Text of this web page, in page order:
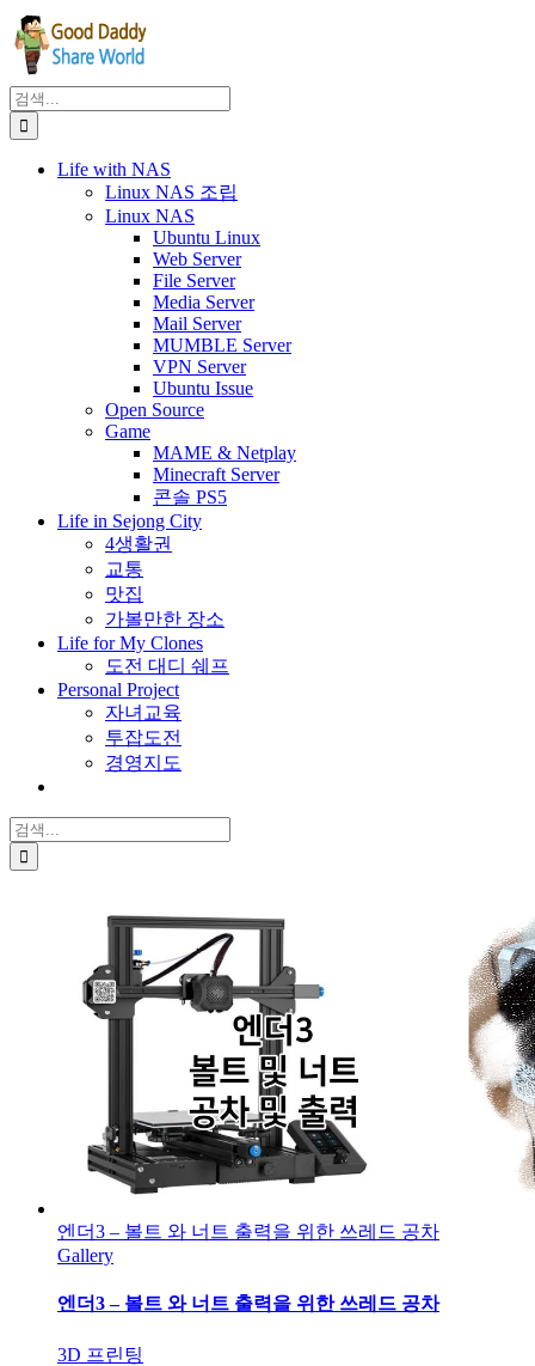
콘
텐
츠
로
건
너
Facebook
XInstagram
Pinterest
검
색:
Life with NAS
Linux NAS 조립
Linux NAS
Ubuntu Linux
Web Server
File Server
Media Server
Mail Server
MUMBLE Server
VPN Server
Ubuntu Issue
Open Source
Game
MAME & Netplay
Minecraft Server
콘솔 PS5
Life in Sejong City
4생활권
교통
맛집
가볼만한 장소
Life for My Clones
도전 대디 쉐프
Personal Project
자녀교육
투잡도전
경영지도
검
색:
엔더3 – 볼트 와 너트 출력을 위한 쓰레드 공차
Gallery
엔더3 – 볼트 와 너트 출력을 위한 쓰레드 공차
3D 프린팅